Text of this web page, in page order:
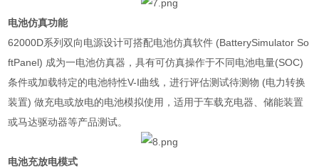
电池仿真功能
62000D系列双向电源设计可搭配电池仿真软件 (BatterySimulator So
ftPanel) 成为一电池仿真器，具有可仿真操作于不同电池电量(SOC)
条件或加载特定的电池特性V-I曲线，进行评估测试待测物 (电力转换
装置)做充电或放电的电池模拟使用，适用于车载充电器、储能装置
或马达驱动器等产品测试。
电池充放电模式